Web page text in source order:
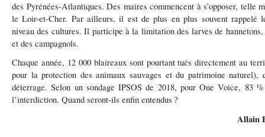
des Pyrénées-Atlantiques. Des maires commencent à s’opposer, telle
le Loir-et-Cher. Par ailleurs, il est de plus en plus souvent rappelé
niveau des cultures. Il participe à la limitation des larves de
et des campagnols.
Chaque année, 12 000 blaireaux sont pourtant tués directement au
pour la protection des animaux sauvages et du patrimoine
déterrage. Selon un sondage IPSOS de 2018, pour One Voice, 83
l’interdiction. Quand seront-ils enfin entendus ?
Allain